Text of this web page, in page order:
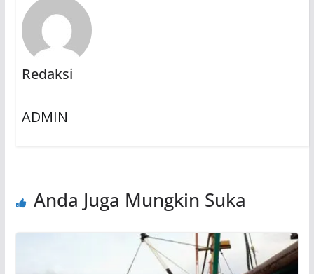
Redaksi
ADMIN
Anda Juga Mungkin Suka